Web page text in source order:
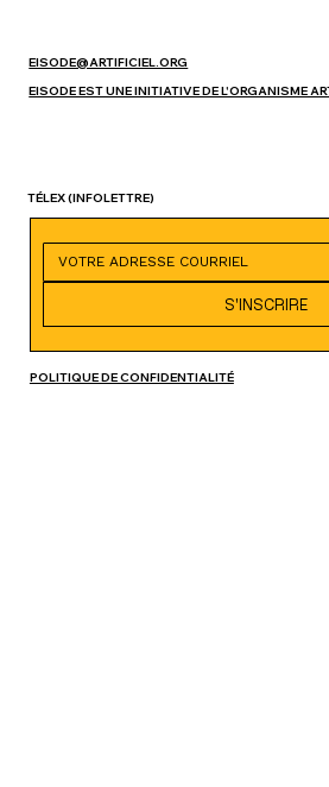
S'INSCRIRE
TÉLEX(INFOLETTRE)
POLITIQUE DE CONFIDENTIALITÉ
EISODE@ARTIFICIEL.ORG
EISODE EST UNE INITIATIVE DE L'ORGANISME